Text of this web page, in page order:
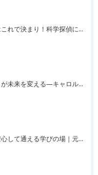
今年の自由研究はこれで決まり！科学探偵になって指紋の謎を解き明かそう！｜元中学高校教員で私立学校の放課後校内塾を経営する西宮・今津の習いごと教室＆自習塾WillBe
「まだできない」が未来を変える―キャロル・ドゥエックの成長マインドセットとは？｜元中学高校教員で私立学校の放課後校内塾を経営する西宮・今津の習いごと教室＆自習塾WillBe
不登校の生徒も安心して通える学びの場｜元中学高校教員で私立学校の放課後校内塾を経営する西宮・今津の習いごと教室＆自習塾WillBe